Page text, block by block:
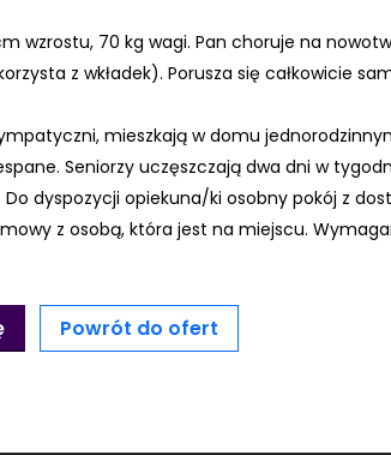
wzrostu, 70 kg wagi. Pan choruje na
z wkładek). Porusza się całkowicie
mieszkają w domu
Seniorzy uczęszczają dwa dni w
dyspozycji opiekuna/ki osobny pokój z
z osobą, która jest na miejscu.
Powrót do ofert